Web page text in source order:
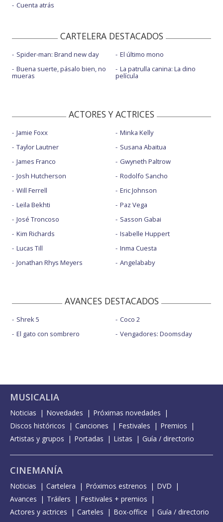
Cuenta atrás
CARTELERA DESTACADOS
Spider-man: Brand new day
Buena suerte, pásalo bien, no
mueras
El último mono
La patrulla canina: La dino
película
ACTORES Y ACTRICES
Jamie Foxx
Taylor Lautner
James Franco
Josh Hutcherson
Will Ferrell
Leïla Bekhti
José Troncoso
Kim Richards
Lucas Till
Jonathan Rhys Meyers
Minka Kelly
Susana Abaitua
Gwyneth Paltrow
Rodolfo Sancho
Eric Johnson
Paz Vega
Sasson Gabai
Isabelle Huppert
Inma Cuesta
Angelababy
AVANCES DESTACADOS
Shrek 5
El gato con sombrero
Coco 2
Vengadores: Doomsday
MUSICALIA
Noticias Novedades
Próximas novedades
Discos históricos
Canciones Festivales
Premios
Artistas y grupos
Portadas Listas Guía / directorio
CINEMANÍA
Noticias Cartelera Próximos estrenos
DVD
Avances
Tráilers
Festivales + premios
Actores y actrices
Carteles Box-office Guía / directorio